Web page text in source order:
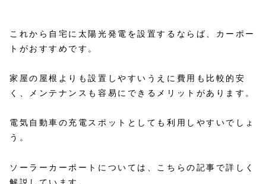
これから自宅に太陽光発電を設置するならば、カーポー
トがおすすめです。
家屋の屋根よりも設置しやすいうえに費用も比較的安
く、メンテナンスも容易にできるメリットがあります。
電気自動車の充電スポットとしても利用しやすいでしょ
う。
ソーラーカーポートについては、こちらの記事で詳しく
解説しています。